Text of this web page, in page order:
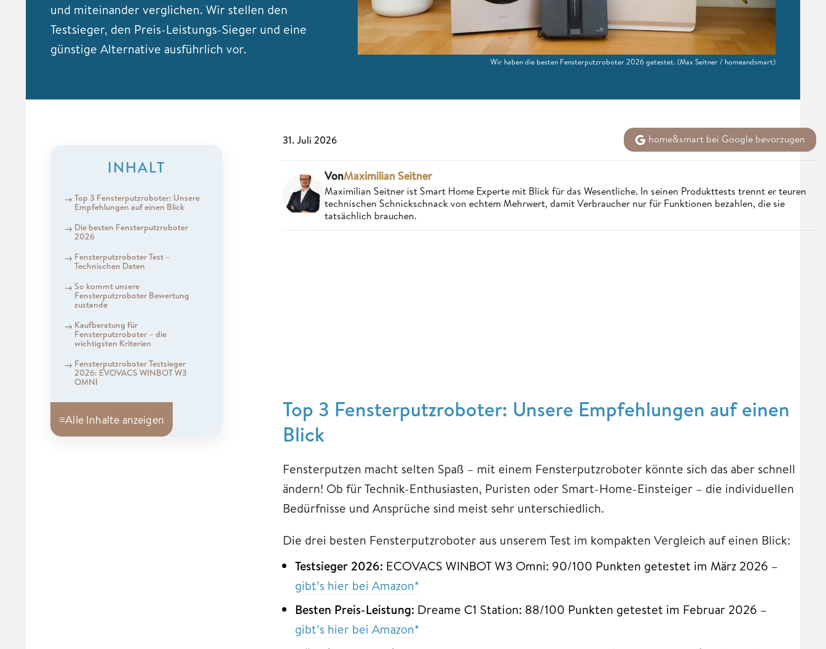
und miteinander verglichen. Wir stellen den
Testsieger, den Preis-Leistungs-Sieger und eine
günstige Alternative ausführlich vor.
Wir haben die besten Fensterputzroboter 2026 getestet.(Max Seitner / homeandsmart)
INHALT
Top 3 Fensterputzroboter: Unsere
Empfehlungen auf einen Blick
Die besten Fensterputzroboter
2026
Fensterputzroboter Test –
Technischen Daten
So kommt unsere
Fensterputzroboter Bewertung
zustande
Kaufberatung für
Fensterputzroboter – die
wichtigsten Kriterien
Fensterputzroboter Testsieger
2026: EVOVACS WINBOT W3
OMNI
≡Alle Inhalte anzeigen
31. Juli 2026 home&smart bei Google bevorzugen
VonMaximilian Seitner
Maximilian Seitner ist Smart Home Experte mit Blick für das Wesentliche. In seinen Produkttests trennt er teuren
technischen Schnickschnack von echtem Mehrwert, damit Verbraucher nur für Funktionen bezahlen, die sie
tatsächlich brauchen.
Top 3 Fensterputzroboter: Unsere Empfehlungen auf einen
Blick
Fensterputzen macht selten Spaß – mit einem Fensterputzroboter könnte sich das aber schnell
ändern! Ob für Technik-Enthusiasten, Puristen oder Smart-Home-Einsteiger – die individuellen
Bedürfnisse und Ansprüche sind meist sehr unterschiedlich.
Die drei besten Fensterputzroboter aus unserem Test im kompakten Vergleich auf einen Blick:
Testsieger 2026: ECOVACS WINBOT W3 Omni: 90/100 Punkten getestet im März 2026 –
gibt’s hier bei Amazon*
Besten Preis-Leistung: Dreame C1 Station: 88/100 Punkten getestet im Februar 2026 –
gibt’s hier bei Amazon*